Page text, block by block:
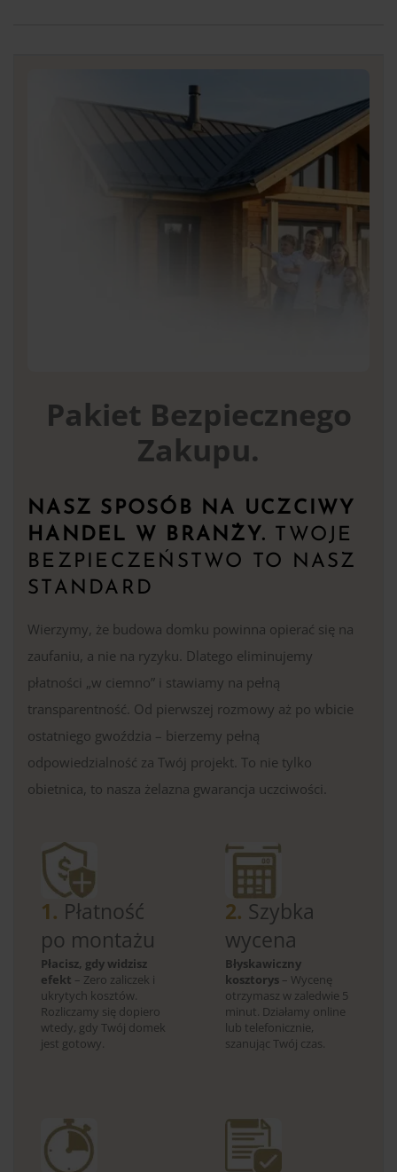
Pakiet Bezpiecznego
Zakupu.
NASZ SPOSÓB NA UCZCIWY
HANDEL W BRANŻY.
TWOJE
BEZPIECZEŃSTWO TO NASZ
STANDARD
Wierzymy, że budowa domku powinna opierać się na
zaufaniu, a nie na ryzyku. Dlatego eliminujemy
płatności „w ciemno” i stawiamy na pełną
transparentność. Od pierwszej rozmowy aż po wbicie
ostatniego gwoździa – bierzemy pełną
odpowiedzialność za Twój projekt. To nie tylko
obietnica, to nasza żelazna gwarancja uczciwości.
1. Płatność
po montażu
Płacisz, gdy widzisz
efekt – Zero zaliczek i
ukrytych kosztów.
Rozliczamy się dopiero
wtedy, gdy Twój domek
jest gotowy.
2. Szybka
wycena
Błyskawiczny
kosztorys – Wycenę
otrzymasz w zaledwie 5
minut. Działamy online
lub telefonicznie,
szanując Twój czas.